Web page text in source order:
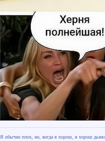
Я обычно плох, но, когда я хорош, я хорош